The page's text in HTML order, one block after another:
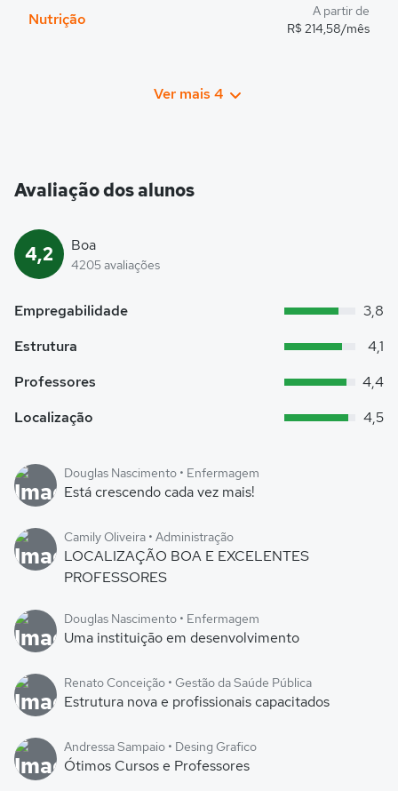
Nutrição
A partir de
R$ 214,58/mês
Ver mais 4
Avaliação dos alunos
4,2 Boa
4205 avaliações
Empregabilidade
3,8
Estrutura
4,1
Professores
4,4
Localização
4,5
Douglas Nascimento • Enfermagem
Está crescendo cada vez mais!
Camily Oliveira • Administração
LOCALIZAÇÃO BOA E EXCELENTES
PROFESSORES
Douglas Nascimento • Enfermagem
Uma instituição em desenvolvimento
Renato Conceição • Gestão da Saúde Pública
Estrutura nova e profissionais capacitados
Andressa Sampaio • Desing Grafico
Ótimos Cursos e Professores